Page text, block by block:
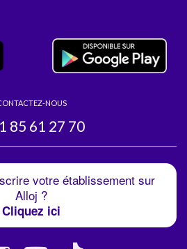
NOUS
85 61 27 70
votre établissement sur
Alloj ?
Cliquez ici